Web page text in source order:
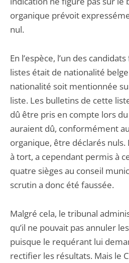
organique prévoit
nul.
En l’espèce, l’un des
listes était de nationalité
nationalité soit mentionnée
liste. Les bulletins de cette
dû être pris en compte lors
auraient dû, conformément
organique, être déclarés
à tort, a cependant permis à
quatre sièges au conseil
scrutin a donc été faussée.
Malgré cela, le tribunal
qu’il ne pouvait pas annuler
puisque le requérant lui
rectifier les résultats. Mais le